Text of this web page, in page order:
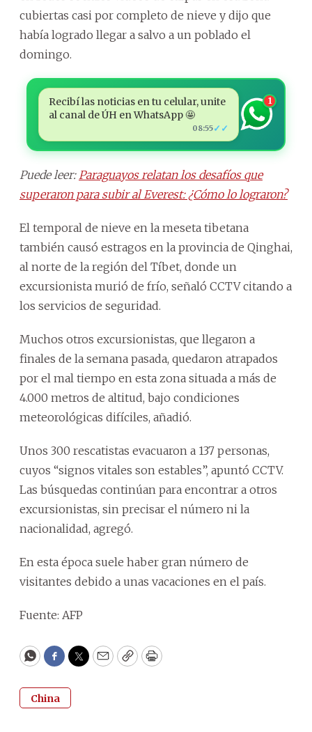
cubiertas casi por completo de nieve y dijo que
había logrado llegar a salvo a un poblado el
domingo.
Recibí las noticias en tu celular, unite
al canal de ÚH en WhatsApp 🤩
08:55✓✓
1
Puede leer: Paraguayos relatan los desafíos que
superaron para subir al Everest: ¿Cómo lo lograron?
El temporal de nieve en la meseta tibetana
también causó estragos en la provincia de Qinghai,
al norte de la región del Tíbet, donde un
excursionista murió de frío, señaló CCTV citando a
los servicios de seguridad.
Muchos otros excursionistas, que llegaron a
finales de la semana pasada, quedaron atrapados
por el mal tiempo en esta zona situada a más de
4.000 metros de altitud, bajo condiciones
meteorológicas difíciles, añadió.
Unos 300 rescatistas evacuaron a 137 personas,
cuyos “signos vitales son estables”, apuntó CCTV.
Las búsquedas continúan para encontrar a otros
excursionistas, sin precisar el número ni la
nacionalidad, agregó.
En esta época suele haber gran número de
visitantes debido a unas vacaciones en el país.
Fuente: AFP
WhatsApp
Facebook
Twitter
EmailCopyPrint
China